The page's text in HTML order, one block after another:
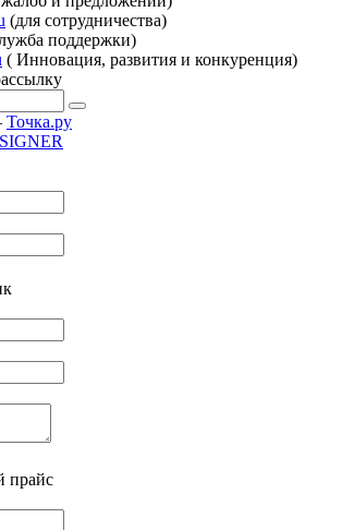
(для сотрудничества)
поддержки)
( Инновация, развития и конкуренция)
Точка.ру
прайс